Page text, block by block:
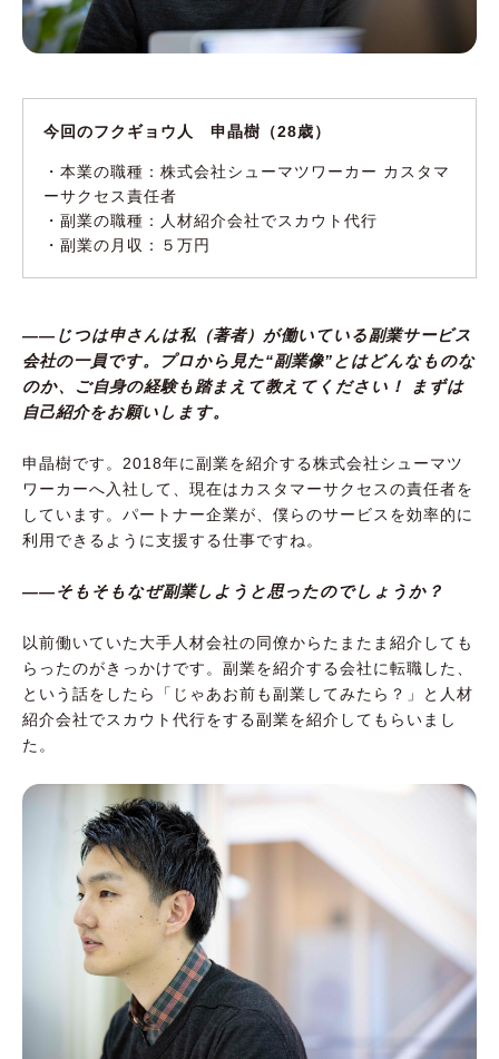
今回のフクギョウ人 申晶樹（28歳）
・本業の職種：株式会社シューマツワーカー カスタマ
ーサクセス責任者
・副業の職種：人材紹介会社でスカウト代行
・副業の月収：５万円
――じつは申さんは私（著者）が働いている副業サービス
会社の一員です。プロから見た“副業像”とはどんなものな
のか、ご自身の経験も踏まえて教えてください！ まずは
自己紹介をお願いします。
申晶樹です。2018年に副業を紹介する株式会社シューマツ
ワーカーへ入社して、現在はカスタマーサクセスの責任者を
しています。パートナー企業が、僕らのサービスを効率的に
利用できるように支援する仕事ですね。
――そもそもなぜ副業しようと思ったのでしょうか？
以前働いていた大手人材会社の同僚からたまたま紹介しても
らったのがきっかけです。副業を紹介する会社に転職した、
という話をしたら「じゃあお前も副業してみたら？」と人材
紹介会社でスカウト代行をする副業を紹介してもらいまし
た。